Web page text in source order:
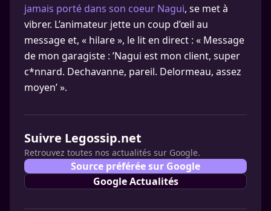
jamais porté dans son coeur Nagui, se met à
vibrer. L’animateur jette un coup d’œil au
message et, « hilare », le lit en direct : « Message
de mon garagiste : ’Nagui est mon client, super
c*nnard. Dechavanne, pareil. Delormeau, assez
moyen’ ».
Suivre Legossip.net
Retrouvez toutes nos actualités sur Google.
Source préférée sur Google
Google Actualités